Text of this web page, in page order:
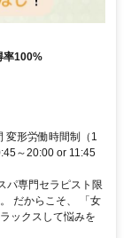
率100%
変形労働時間制（1
～20:00 or 11:45
パ専門セラピスト限
だからこそ、 「女
ックスして悩みを